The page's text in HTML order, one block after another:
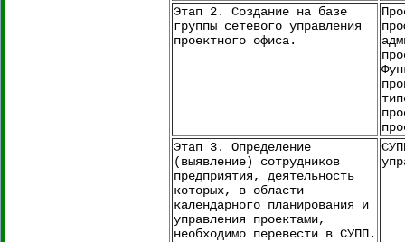
Этап 2. Создание на базе
группы сетевого управления
проектного офиса.
Этап 3. Определение
(выявление) сотрудников
предприятия, деятельность
которых, в области
календарного планирования и
управления проектами,
необходимо перевести в СУПП.